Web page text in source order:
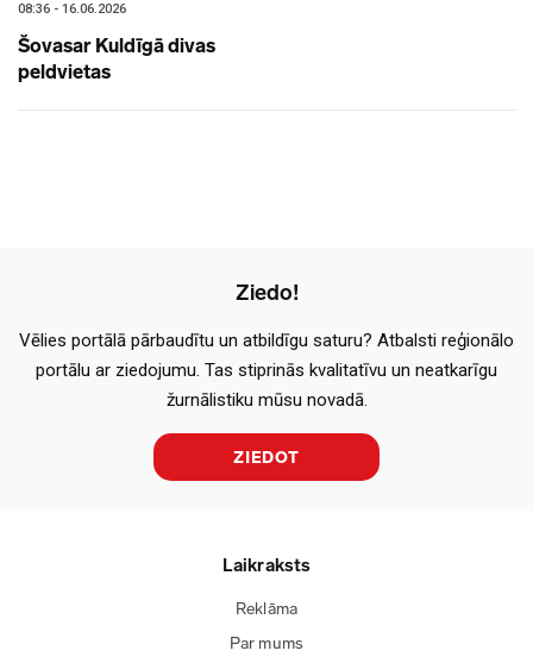
08:36 - 16.06.2026
Šovasar Kuldīgā divas
peldvietas
Ziedo!
Vēlies portālā pārbaudītu un atbildīgu saturu? Atbalsti reģionālo
portālu ar ziedojumu. Tas stiprinās kvalitatīvu un neatkarīgu
žurnālistiku mūsu novadā.
ZIEDOT
Laikraksts
Reklāma
Par mums